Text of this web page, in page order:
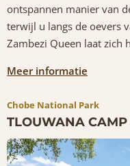
ontspannen manier van
terwijl u langs de oevers
Zambezi Queen laat zich
Meer informatie
Chobe National Park
TLOUWANA CAMP